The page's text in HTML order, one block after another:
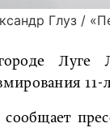
Глуз /
Луге
11-
сообщает